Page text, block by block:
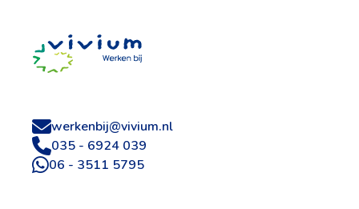
werkenbij@vivium.nl
035 - 6924 039
06 - 3511 5795